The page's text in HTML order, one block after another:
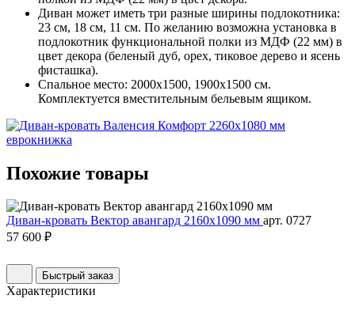
Диван может иметь три разные ширины подлокотника:
23 см, 18 см, 11 см. По желанию возможна установка в
подлокотник функциональной полки из МДФ (22 мм) в
цвет декора (беленый дуб, орех, тиковое дерево и ясень
фисташка).
Спальное место: 2000х1500, 1900х1500 см.
Комплектуется вместительным бельевым ящиком.
Похожие товары
Диван-кровать Вектор авангард 2160х1090 мм арт. 0727
57 600 ₽
Быстрый заказ
Характеристики